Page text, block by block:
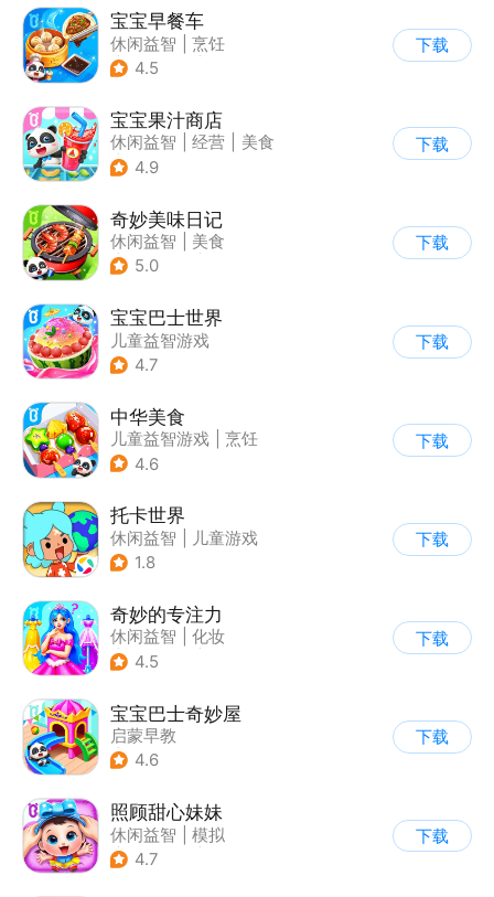
宝宝早餐车
休闲益智
烹饪
| 宝宝巴士
4.5
下载
宝宝果汁商店
休闲益智 经营
美食
| 宝宝巴士
4.9
下载
奇妙美味日记
休闲益智
美食
| 宝宝巴士
5.0
下载
宝宝巴士世界
儿童益智游戏
4.7
下载
中华美食
儿童益智游戏
烹饪
4.6
下载
托卡世界
休闲益智
儿童游戏
1.8
下载
奇妙的专注力
休闲益智
化妆
| 宝宝巴士
4.5
下载
宝宝巴士奇妙屋
启蒙早教
| 儿童益智游戏
4.6
下载
照顾甜心妹妹
休闲益智
模拟
| 宝宝巴士
4.7
下载